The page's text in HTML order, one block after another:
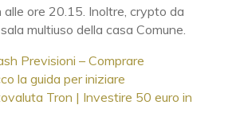
ore 20.15. Inoltre, crypto da
multiuso della casa Comune.
Previsioni – Comprare
la guida per iniziare
Tron | Investire 50 euro in